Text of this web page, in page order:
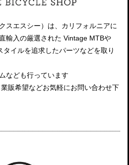
スエスシー）は、カリフォルニアに
輸入の厳選された Vintage MTBや
タイルを追求したパーツなどを取り
なども行っています
販希望などお気軽にお問い合わせ下